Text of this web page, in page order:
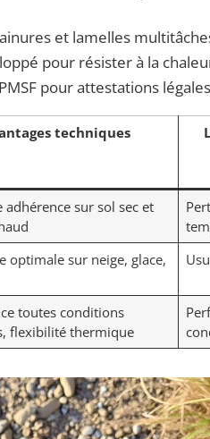
et lamelles
pour résister à la
pour attestations
techniques
adhérence sur sol sec et
optimale sur neige, glace,
toutes conditions
flexibilité thermique